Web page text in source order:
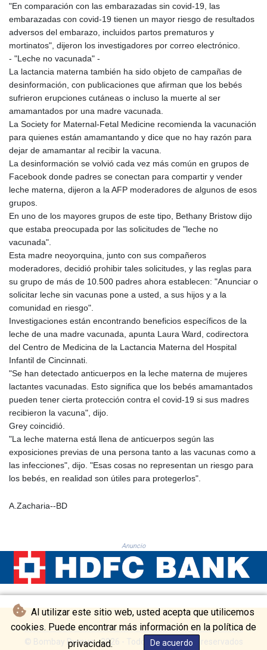
Al utilizar este sitio web, usted acepta que utilicemos
cookies. Puede encontrar más información en la política de
privacidad.
De acuerdo
NOK 10.99759
NPR 175.501819
NZD 1.961547
OMR 0.442445
PEN 3.903651
PGK 5.093937
PHP 70.183258
PKR 320.014324
PLN 4.299905
PYG 6853.914834
QAR 4.213648
RON 5.244583
RSD 117.338542
RUB 94.679224
SAR 4.345489
SBD 9.325039
SDG 694.263698
SEK 10.961095
SGD 1.477661
SLE 28.445176
SRD 43.778814
STD 23929.673396
STN 24.499696
SZL 18.722767
THB 38.210709
TJS 10.633568
TRY 55.144784
TTD 7.812903
TWD 37.286072
TZS 3051.762079
UZS 13785.828699
VES 873.763846
VND 30295.956222
XAF 655.948849
XAG 0.018188
XAU 0.000266
"En comparación con las embarazadas sin covid-19, las
embarazadas con covid-19 tienen un mayor riesgo de resultados
adversos del embarazo, incluidos partos prematuros y
mortinatos", dijeron los investigadores por correo electrónico.
- "Leche no vacunada" -
La lactancia materna también ha sido objeto de campañas de
desinformación, con publicaciones que afirman que los bebés
sufrieron erupciones cutáneas o incluso la muerte al ser
amamantados por una madre vacunada.
La Society for Maternal-Fetal Medicine recomienda la vacunación
para quienes están amamantando y dice que no hay razón para
dejar de amamantar al recibir la vacuna.
La desinformación se volvió cada vez más común en grupos de
Facebook donde padres se conectan para compartir y vender
leche materna, dijeron a la AFP moderadores de algunos de esos
grupos.
En uno de los mayores grupos de este tipo, Bethany Bristow dijo
que estaba preocupada por las solicitudes de "leche no
vacunada".
Esta madre neoyorquina, junto con sus compañeros
moderadores, decidió prohibir tales solicitudes, y las reglas para
su grupo de más de 10.500 padres ahora establecen: "Anunciar o
solicitar leche sin vacunas pone a usted, a sus hijos y a la
comunidad en riesgo".
Investigaciones están encontrando beneficios específicos de la
leche de una madre vacunada, apunta Laura Ward, codirectora
del Centro de Medicina de la Lactancia Materna del Hospital
Infantil de Cincinnati.
"Se han detectado anticuerpos en la leche materna de mujeres
lactantes vacunadas. Esto significa que los bebés amamantados
pueden tener cierta protección contra el covid-19 si sus madres
recibieron la vacuna", dijo.
Grey coincidió.
"La leche materna está llena de anticuerpos según las
exposiciones previas de una persona tanto a las vacunas como a
las infecciones", dijo. "Esas cosas no representan un riesgo para
los bebés, en realidad son útiles para protegerlos".
A.Zacharia--BD
Anuncio
© Bombay Durpun - 2026 - Todos los derechos reservados